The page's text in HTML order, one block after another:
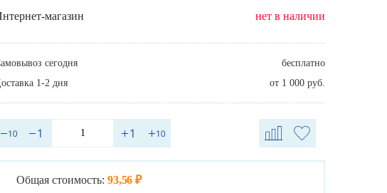
магазин нет в наличии
сегодня
бесплатно
1-2 дня
от 1 000 руб.
Общая стоимость: 93,56 ₽